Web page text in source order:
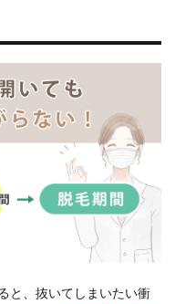
と、抜いてしまいたい衝